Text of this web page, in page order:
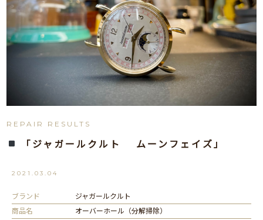
REPAIR RESULTS
「ジャガールクルト ムーンフェイズ」
2021.03.04
ブランド
ジャガールクルト
商品名
オーバーホール（分解掃除）